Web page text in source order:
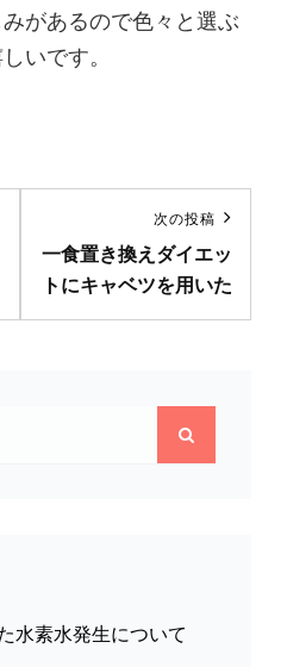
があるので色々と選ぶ
いです。
の
投
次の投稿
一食置き換えダイエッ
トにキャベツを用いた
索
水素水発生について